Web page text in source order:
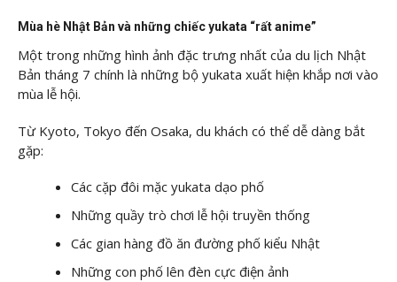
Mùa hè Nhật Bản và những chiếc yukata “rất anime”
Một trong những hình ảnh đặc trưng nhất của du lịch Nhật
Bản tháng 7 chính là những bộ yukata xuất hiện khắp nơi vào
mùa lễ hội.
Từ Kyoto, Tokyo đến Osaka, du khách có thể dễ dàng bắt
gặp:
Các cặp đôi mặc yukata dạo phố
Những quầy trò chơi lễ hội truyền thống
Các gian hàng đồ ăn đường phố kiểu Nhật
Những con phố lên đèn cực điện ảnh